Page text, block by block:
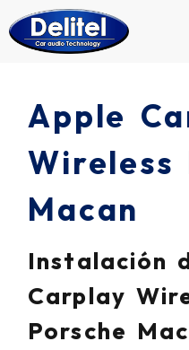
Apple
Wireless
Macan
Instalación
Carplay
Porsche